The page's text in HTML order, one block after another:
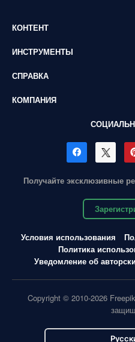
КОНТЕНТ
ИНСТРУМЕНТЫ
СПРАВКА
КОМПАНИЯ
Получайте эксклюзивные
Условия использования
Политика
Уведомление об
Copyright © 2010-2026